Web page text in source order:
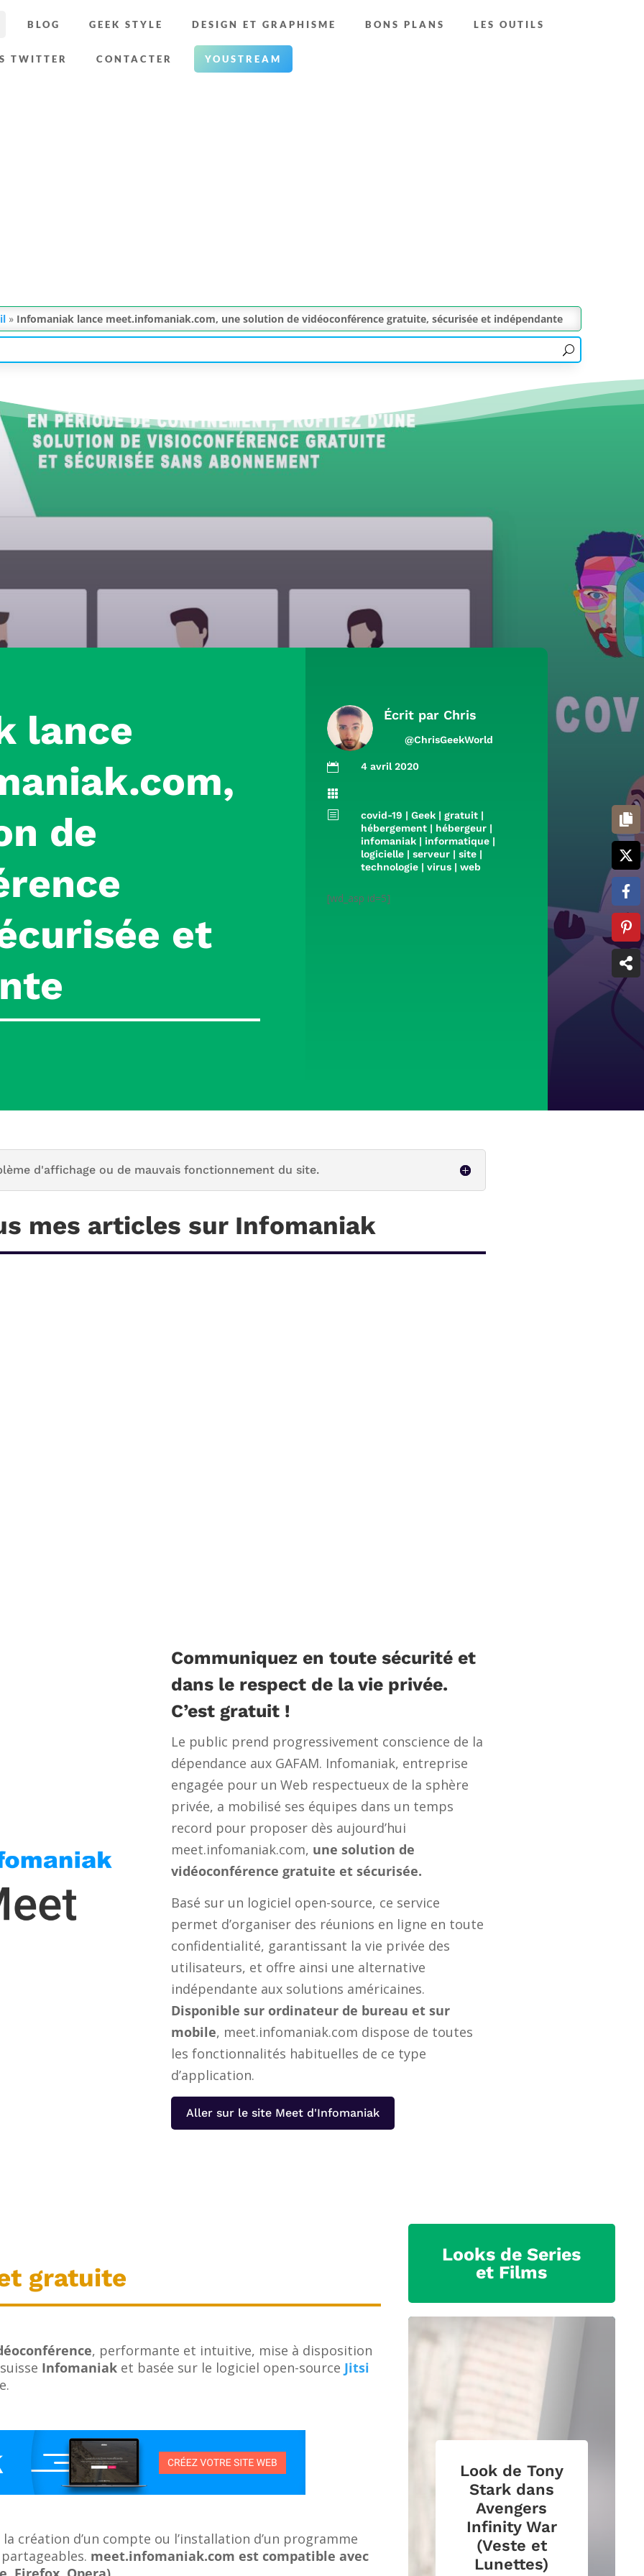
BLOG GEEK STYLE DESIGN ET GRAPHISME BONS PLANS LES OUTILS
TWITTER CONTACTER YOUSTREAM
» Infomaniak lance meet.infomaniak.com, une solution de vidéoconférence gratuite, sécurisée et indépendante
lance
.com,
de
et
Écrit par Chris
@ChrisGeekWorld
 4 avril 2020

b
covid-19 |Geek |gratuit |
hébergement | hébergeur |
infomaniak |informatique |
logicielle |serveur |site |
technologie |virus |web
[wd_asp id=5]
d'affichage ou de mauvais fonctionnement du site.
mes articles sur Infomaniak
Communiquez en toute sécurité et
dans le respect de la vie privée.
C’est gratuit !
Le public prend progressivement conscience de la
dépendance aux GAFAM. Infomaniak, entreprise
engagée pour un Web respectueux de la sphère
privée, a mobilisé ses équipes dans un temps
record pour proposer dès aujourd’hui
meet.infomaniak.com, une solution de
vidéoconférence gratuite et sécurisée.
Basé sur un logiciel open-source, ce service
permet d’organiser des réunions en ligne en toute
confidentialité, garantissant la vie privée des
utilisateurs, et offre ainsi une alternative
indépendante aux solutions américaines.
Disponible sur ordinateur de bureau et sur
mobile, meet.infomaniak.com dispose de toutes
les fonctionnalités habituelles de ce type
d’application.
Aller sur le site Meet d'Infomaniak
gratuite
, performante et intuitive, mise à disposition
Infomaniak et basée sur le logiciel open-source Jitsi
création d’un compte ou l’installation d’un programme
meet.infomaniak.com est compatible avec
Looks de Series
et Films
Look de Tony
Stark dans
Avengers
Infinity War
(Veste et
Lunettes)